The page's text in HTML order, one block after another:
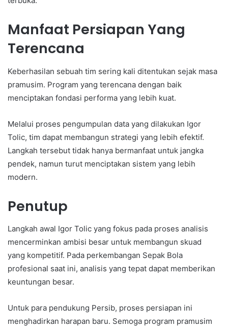
Manfaat Persiapan Yang
Terencana
Keberhasilan sebuah tim sering kali ditentukan sejak masa
pramusim. Program yang terencana dengan baik
menciptakan fondasi performa yang lebih kuat.
Melalui proses pengumpulan data yang dilakukan Igor
Tolic, tim dapat membangun strategi yang lebih efektif.
Langkah tersebut tidak hanya bermanfaat untuk jangka
pendek, namun turut menciptakan sistem yang lebih
modern.
Penutup
Langkah awal Igor Tolic yang fokus pada proses analisis
mencerminkan ambisi besar untuk membangun skuad
yang kompetitif. Pada perkembangan Sepak Bola
profesional saat ini, analisis yang tepat dapat memberikan
keuntungan besar.
Untuk para pendukung Persib, proses persiapan ini
menghadirkan harapan baru. Semoga program pramusim